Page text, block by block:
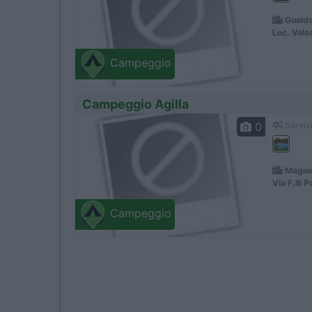
Campeggio
Loc.
Campeggio Agilla
Campeggio
0
Via F.lli